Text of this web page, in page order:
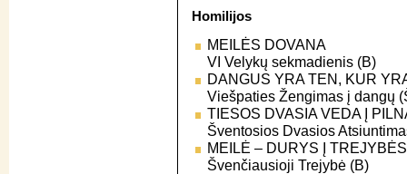
Homilijos
MEILĖS DOVANA
VI Velykų sekmadienis (B)
DANGUS YRA TEN, KUR
Viešpaties Žengimas į dangų
TIESOS DVASIA VEDA Į
Šventosios Dvasios
MEILĖ – DURYS Į
Švenčiausioji Trejybė (B)